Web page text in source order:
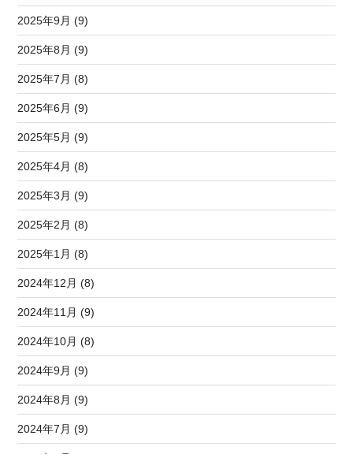
2025年9月 (9)
2025年8月 (9)
2025年7月 (8)
2025年6月 (9)
2025年5月 (9)
2025年4月 (8)
2025年3月 (9)
2025年2月 (8)
2025年1月 (8)
2024年12月 (8)
2024年11月 (9)
2024年10月 (8)
2024年9月 (9)
2024年8月 (9)
2024年7月 (9)